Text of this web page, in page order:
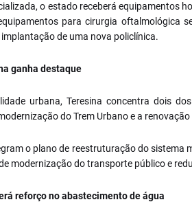
o estado receberá equipamentos
para cirurgia oftalmológica
de uma nova policlínica.
ganha destaque
urbana, Teresina concentra dois
do Trem Urbano e a
o plano de reestruturação do sistema
modernização do transporte público e
reforço no abastecimento de água